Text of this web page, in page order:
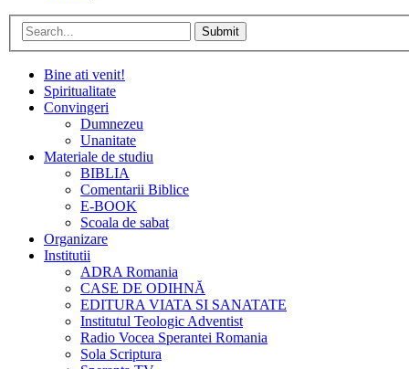
Submit
Bine ati venit!
Spiritualitate
Convingeri
Dumnezeu
Unanitate
Materiale de studiu
BIBLIA
Comentarii Biblice
E-BOOK
Scoala de sabat
Organizare
Institutii
ADRA Romania
CASE DE ODIHNĂ
EDITURA VIATA SI SANATATE
Institutul Teologic Adventist
Radio Vocea Sperantei Romania
Sola Scriptura